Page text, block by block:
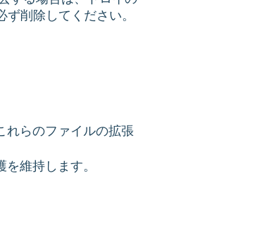
削除してください。
れらのファイルの拡張
維持します。